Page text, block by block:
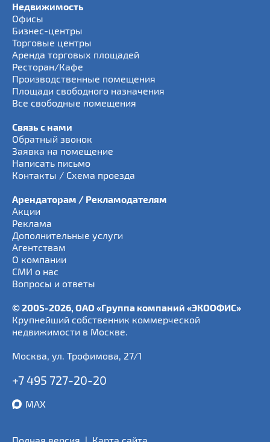
Недвижимость
Офисы
Бизнес-центры
Торговые центры
Аренда торговых площадей
Ресторан/Кафе
Производственные помещения
Площади свободного назначения
Все свободные помещения
Связь с нами
Обратный звонок
Заявка на помещение
Написать письмо
Контакты / Схема проезда
Арендаторам / Рекламодателям
Акции
Реклама
Дополнительные услуги
Агентствам
О компании
СМИ о нас
Вопросы и ответы
© 2005-2026, ОАО «Группа компаний «ЭКООФИС»
Крупнейший собственник коммерческой
недвижимости в Москве.
Москва, ул. Трофимова, 27/1
+7 495 727-20-20
MAX